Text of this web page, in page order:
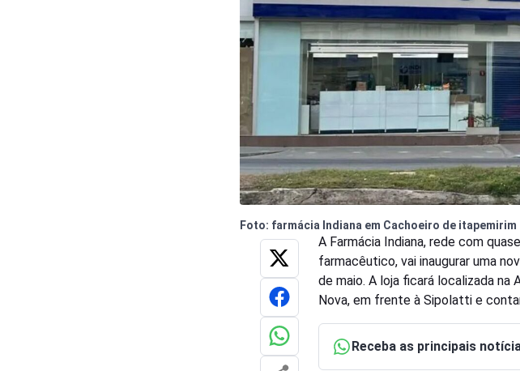
Foto: farmácia Indiana em Cachoeiro de itapemirim
A Farmácia Indiana, rede com
farmacêutico, vai inaugurar uma
de maio. A loja ficará localizada na
Nova, em frente à Sipolatti e
Receba as principais